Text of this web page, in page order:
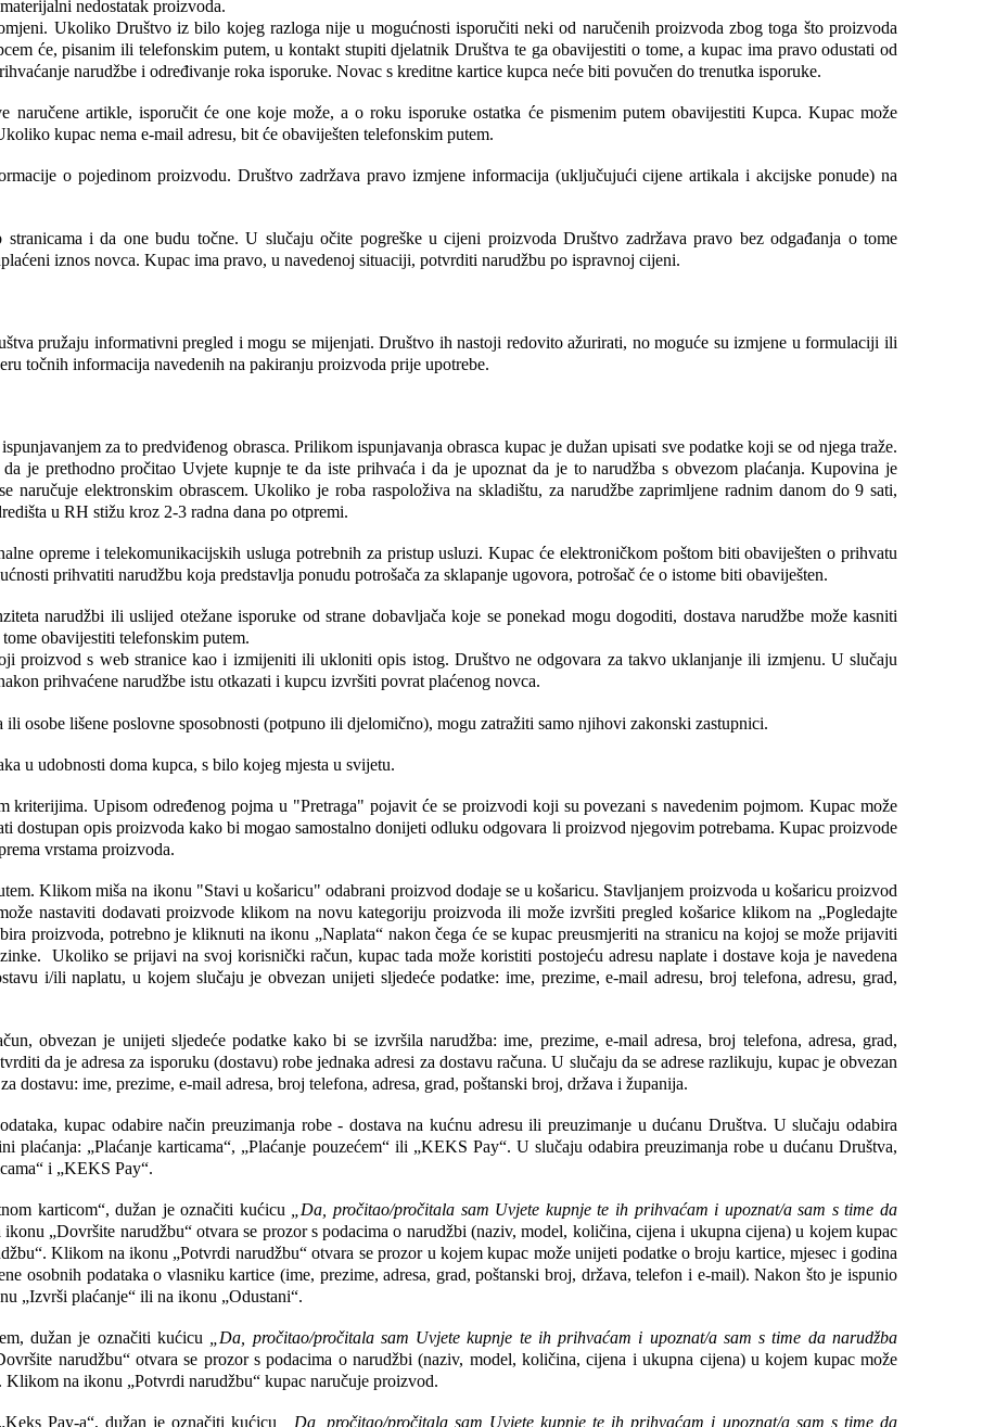
nedostatak proizvoda.
Ukoliko Društvo iz bilo kojeg razloga nije u mogućnosti isporučiti neki od naručenih proizvoda zbog toga što proizvoda
će, pisanim ili telefonskim putem, u kontakt stupiti djelatnik Društva te ga obavijestiti o tome, a kupac ima pravo odustati od
narudžbe i određivanje roka isporuke. Novac s kreditne kartice kupca neće biti povučen do trenutka isporuke.
artikle, isporučit će one koje može, a o roku isporuke ostatka će pismenim putem obavijestiti Kupca. Kupac može
kupac nema e-mail adresu, bit će obaviješten telefonskim putem.
o pojedinom proizvodu. Društvo zadržava pravo izmjene informacija (uključujući cijene artikala i akcijske ponude) na
i da one budu točne. U slučaju očite pogreške u cijeni proizvoda Društvo zadržava pravo bez odgađanja o tome
iznos novca. Kupac ima pravo, u navedenoj situaciji, potvrditi narudžbu po ispravnoj cijeni.
pružaju informativni pregled i mogu se mijenjati. Društvo ih nastoji redovito ažurirati, no moguće su izmjene u formulaciji ili
točnih informacija navedenih na pakiranju proizvoda prije upotrebe.
za to predviđenog obrasca. Prilikom ispunjavanja obrasca kupac je dužan upisati sve podatke koji se od njega traže.
je prethodno pročitao Uvjete kupnje te da iste prihvaća i da je upoznat da je to narudžba s obvezom plaćanja. Kupovina je
naručuje elektronskim obrascem. Ukoliko je roba raspoloživa na skladištu, za narudžbe zaprimljene radnim danom do 9 sati,
u RH stižu kroz 2-3 radna dana po otpremi.
opreme i telekomunikacijskih usluga potrebnih za pristup usluzi. Kupac će elektroničkom poštom biti obaviješten o prihvatu
prihvatiti narudžbu koja predstavlja ponudu potrošača za sklapanje ugovora, potrošač će o istome biti obaviješten.
narudžbi ili uslijed otežane isporuke od strane dobavljača koje se ponekad mogu dogoditi, dostava narudžbe može kasniti
obavijestiti telefonskim putem.
proizvod s web stranice kao i izmijeniti ili ukloniti opis istog. Društvo ne odgovara za takvo uklanjanje ili izmjenu. U slučaju
prihvaćene narudžbe istu otkazati i kupcu izvršiti povrat plaćenog novca.
osobe lišene poslovne sposobnosti (potpuno ili djelomično), mogu zatražiti samo njihovi zakonski zastupnici.
u udobnosti doma kupca, s bilo kojeg mjesta u svijetu.
kriterijima. Upisom određenog pojma u "Pretraga" pojavit će se proizvodi koji su povezani s navedenim pojmom. Kupac može
dostupan opis proizvoda kako bi mogao samostalno donijeti odluku odgovara li proizvod njegovim potrebama. Kupac proizvode
vrstama proizvoda.
Klikom miša na ikonu "Stavi u košaricu" odabrani proizvod dodaje se u košaricu. Stavljanjem proizvoda u košaricu proizvod
nastaviti dodavati proizvode klikom na novu kategoriju proizvoda ili može izvršiti pregled košarice klikom na „Pogledajte
proizvoda, potrebno je kliknuti na ikonu „Naplata“ nakon čega će se kupac preusmjeriti na stranicu na kojoj se može prijaviti
Ukoliko se prijavi na svoj korisnički račun, kupac tada može koristiti postojeću adresu naplate i dostave koja je navedena
i/ili naplatu, u kojem slučaju je obvezan unijeti sljedeće podatke: ime, prezime, e-mail adresu, broj telefona, adresu, grad,
obvezan je unijeti sljedeće podatke kako bi se izvršila narudžba: ime, prezime, e-mail adresa, broj telefona, adresa, grad,
da je adresa za isporuku (dostavu) robe jednaka adresi za dostavu računa. U slučaju da se adrese razlikuju, kupac je obvezan
dostavu: ime, prezime, e-mail adresa, broj telefona, adresa, grad, poštanski broj, država i županija.
kupac odabire način preuzimanja robe - dostava na kućnu adresu ili preuzimanje u dućanu Društva. U slučaju odabira
plaćanja: „Plaćanje karticama“, „Plaćanje pouzećem“ ili „KEKS Pay“. U slučaju odabira preuzimanja robe u dućanu Društva,
i „KEKS Pay“.
karticom“, dužan je označiti kućicu
„Da, pročitao/pročitala sam Uvjete kupnje te ih prihvaćam i upoznat/a sam s time da
„Dovršite narudžbu“ otvara se prozor s podacima o narudžbi (naziv, model, količina, cijena i ukupna cijena) u kojem kupac
Klikom na ikonu „Potvrdi narudžbu“ otvara se prozor u kojem kupac može unijeti podatke o broju kartice, mjesec i godina
osobnih podataka o vlasniku kartice (ime, prezime, adresa, grad, poštanski broj, država, telefon i e-mail). Nakon što je ispunio
„Izvrši plaćanje“ ili na ikonu „Odustani“.
dužan je označiti kućicu
„Da, pročitao/pročitala sam Uvjete kupnje te ih prihvaćam i upoznat/a sam s time da narudžba
narudžbu“ otvara se prozor s podacima o narudžbi (naziv, model, količina, cijena i ukupna cijena) u kojem kupac može
na ikonu „Potvrdi narudžbu“ kupac naručuje proizvod.
Pay-a“, dužan je označiti kućicu „Da, pročitao/pročitala sam Uvjete kupnje te ih prihvaćam i upoznat/a sam s time da